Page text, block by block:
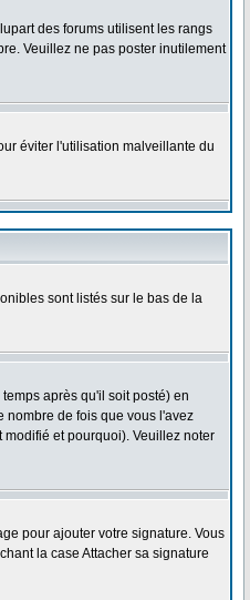
des forums utilisent les rangs
Veuillez ne pas poster inutilement
éviter l'utilisation malveillante du
sont listés sur le bas de la
après qu'il soit posté) en
nombre de fois que vous l'avez
et pourquoi). Veuillez noter
pour ajouter votre signature. Vous
la case Attacher sa signature